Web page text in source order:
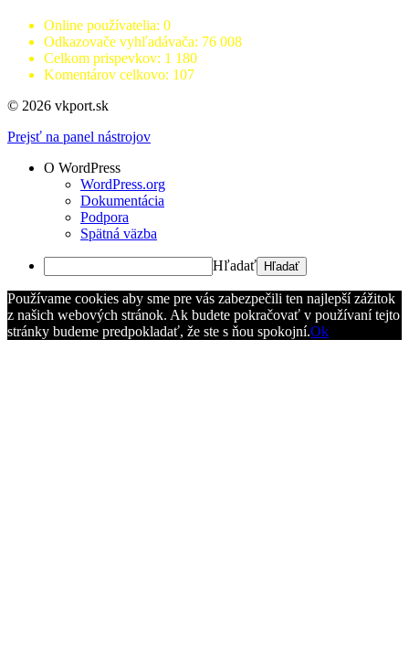
Online používatelia: 0
Odkazovače vyhľadávača: 76 008
Celkom prispevkov: 1 180
Komentárov celkovo: 107
© 2026 vkport.sk
Prejsť na panel nástrojov
O WordPress
WordPress.org
Dokumentácia
Podpora
Spätná väzba
Hľadať
Používame cookies aby sme pre vás zabezpečili ten najlepší zážitok
z našich webových stránok. Ak budete pokračovať v používaní tejto
stránky budeme predpokladať, že ste s ňou spokojní.Ok